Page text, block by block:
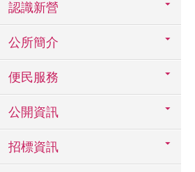
認識新營
公所簡介
便民服務
公開資訊
招標資訊